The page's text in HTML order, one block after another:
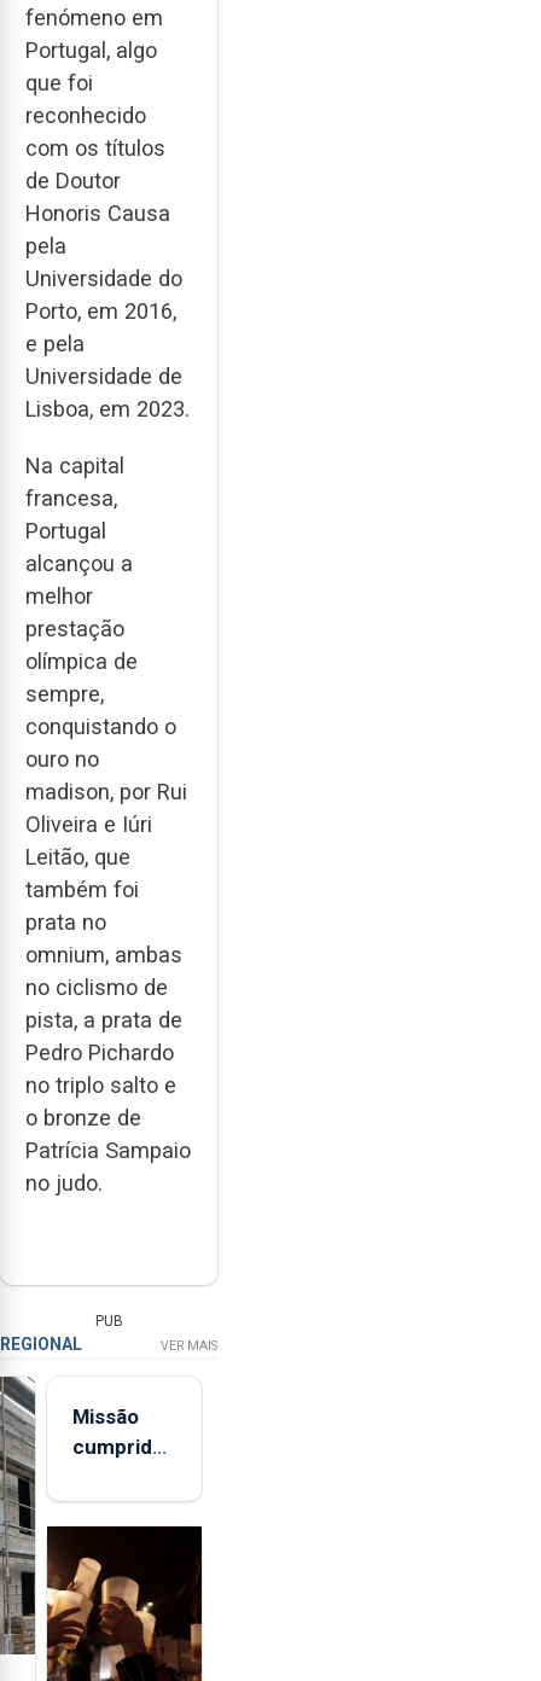
fenómeno em
Portugal, algo
que foi
reconhecido
com os títulos
de Doutor
Honoris Causa
pela
Universidade do
Porto, em 2016,
e pela
Universidade de
Lisboa, em 2023.
Na capital
francesa,
Portugal
alcançou a
melhor
prestação
olímpica de
sempre,
conquistando o
ouro no
madison, por Rui
Oliveira e Iúri
Leitão, que
também foi
prata no
omnium, ambas
no ciclismo de
pista, a prata de
Pedro Pichardo
no triplo salto e
o bronze de
Patrícia Sampaio
no judo.
PUB
REGIONAL VER MAIS
Missão
cumprida:
açorianos
após
missão na
Roménia